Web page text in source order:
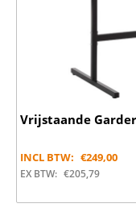
Vrijstaande
INCL BTW: €249,00
EX BTW: €205,79